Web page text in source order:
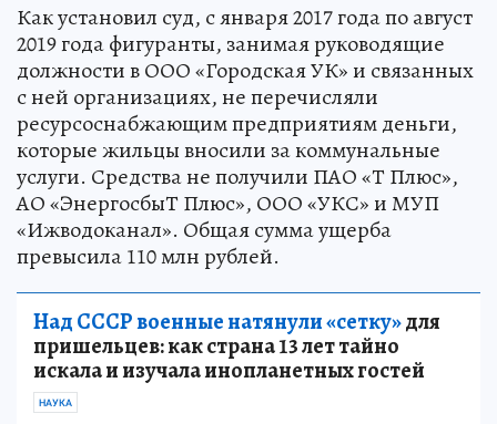
Как установил суд, с января 2017 года по август
2019 года фигуранты, занимая руководящие
должности в ООО «Городская УК» и связанных
с ней организациях, не перечисляли
ресурсоснабжающим предприятиям деньги,
которые жильцы вносили за коммунальные
услуги. Средства не получили ПАО «Т Плюс»,
АО «ЭнергосбыТ Плюс», ООО «УКС» и МУП
«Ижводоканал». Общая сумма ущерба
превысила 110 млн рублей.
Над СССР военные натянули «сетку»для
пришельцев: как страна 13 лет тайно
искала и изучала инопланетных гостей
НАУКА